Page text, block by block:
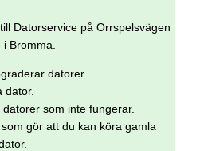
Datorservice på Orrspelsvägen
i Bromma.
datorer.
dator.
som inte fungerar.
gör att du kan köra gamla